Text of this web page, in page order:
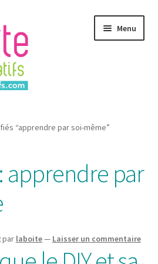
Menu
“apprendre par soi-même”
apprendre par
par laboite— Laisser un commentaire